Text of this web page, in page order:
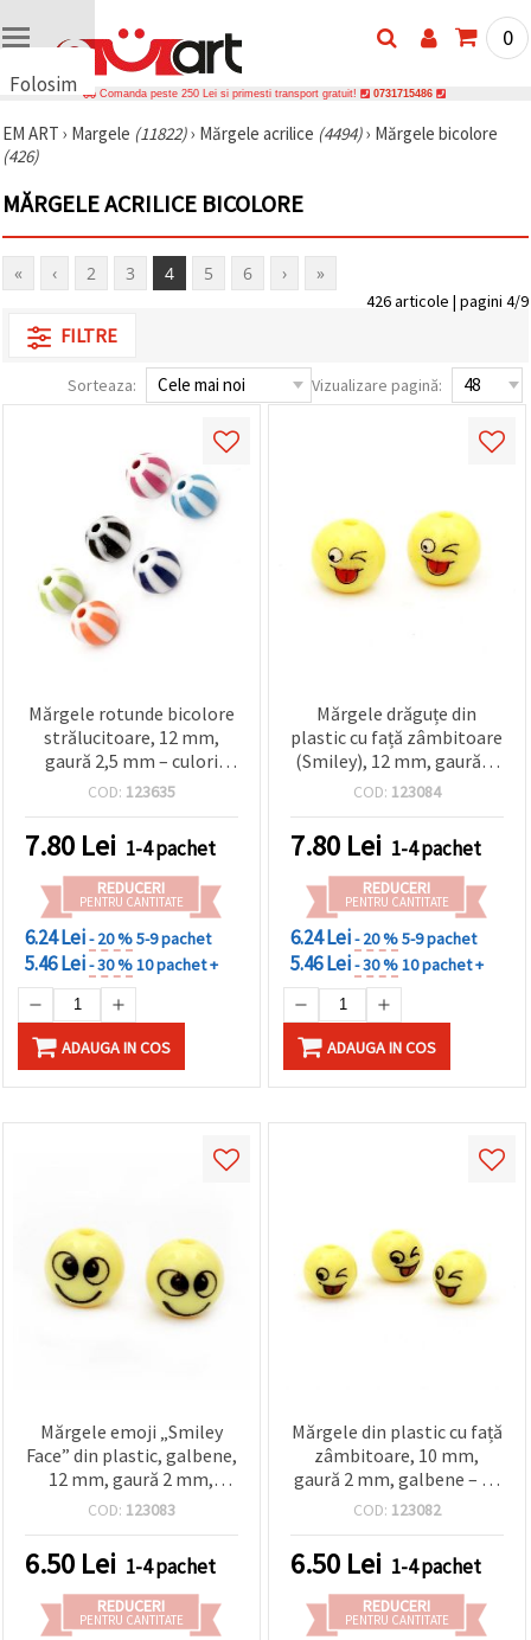
Folosim
uri
🍪 Folosim
cookie-uri
și
similare
asigura
site-ului,
îmbunătăți
experiența
reclame
relevante,
inclusiv cu
marketing.
Puteți fi de
acord să
cookie -
urile făcând
clic pe
"acceptati
toate!" Sau
indicați
preferințele
în setări
selectând
un tip de
dat și
făcând clic
pe butonul
Setări
0
Comanda peste 250 Lei si primesti transport gratuit! 0731715486
EM ART › Margele (11822)› Mărgele acrilice (4494)› Mărgele bicolore
(426)
MĂRGELE ACRILICE BICOLORE
« ‹ 2 3 4 5 6 › »
426 articole | pagini 4/9
FILTRE
Sorteaza: Vizualizare pagină:
Mărgele rotunde bicolore
strălucitoare, 12 mm,
gaură 2,5 mm – culori
mixte, 20 g (~20 buc) –
DIY colorate
COD: 123635
7.80 Lei 1-4 pachet
REDUCERI
PENTRU CANTITATE
6.24 Lei- 20 %5-9 pachet
5.46 Lei- 30 %10 pachet +
ADAUGA IN COS
Mărgele drăguțe din
plastic cu față zâmbitoare
(Smiley), 12 mm, gaură: 2
mm, galben – 10 buc.
COD: 123084
7.80 Lei 1-4 pachet
REDUCERI
PENTRU CANTITATE
6.24 Lei- 20 %5-9 pachet
5.46 Lei- 30 %10 pachet +
ADAUGA IN COS
Mărgele emoji „Smiley
Face” din plastic, galbene,
12 mm, gaură 2 mm,
rotunde – set 10 buc.,
bijuterii handmade
COD: 123083
6.50 Lei 1-4 pachet
REDUCERI
PENTRU CANTITATE
Mărgele din plastic cu față
zâmbitoare, 10 mm,
gaură 2 mm, galbene – 10
bucăți
COD: 123082
6.50 Lei 1-4 pachet
REDUCERI
PENTRU CANTITATE